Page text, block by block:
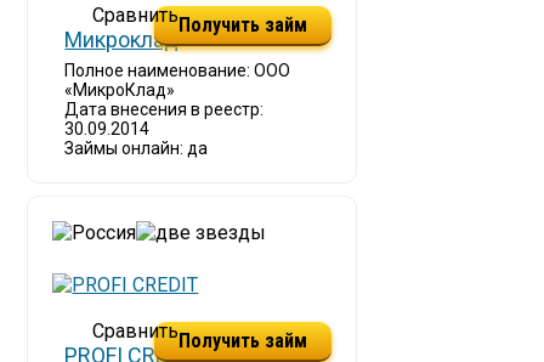
Микроклад
Полное наименование: ООО
«МикроКлад»
Дата внесения в реестр:
30.09.2014
Займы онлайн: да
Получить займ
PROFI CREDIT
Получить займ